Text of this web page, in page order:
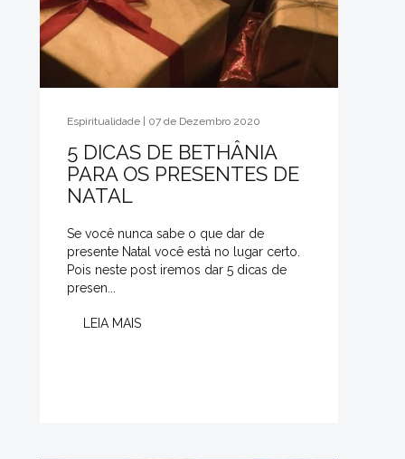
Espiritualidade | 07 de Dezembro 2020
5 DICAS DE BETHÂNIA
PARA OS PRESENTES DE
NATAL
Se você nunca sabe o que dar de
presente Natal você está no lugar certo.
Pois neste post iremos dar 5 dicas de
presen...
LEIA MAIS